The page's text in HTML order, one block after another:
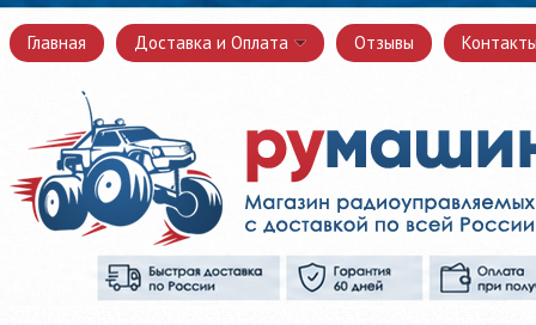
Главная Доставка и Оплата Отзывы